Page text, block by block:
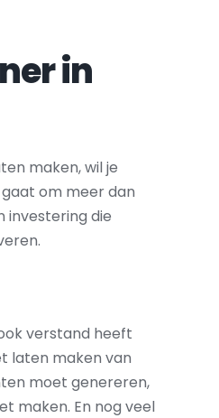
maken, wil je
om meer dan
investering die
verstand heeft
laten maken van
moet genereren,
maken. En nog veel